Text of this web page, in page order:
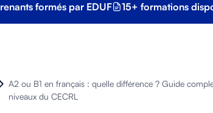
formés par EDUF 15+ formations
A2 ou B1 en français : quelle différence ? Guide
niveaux du CECRL